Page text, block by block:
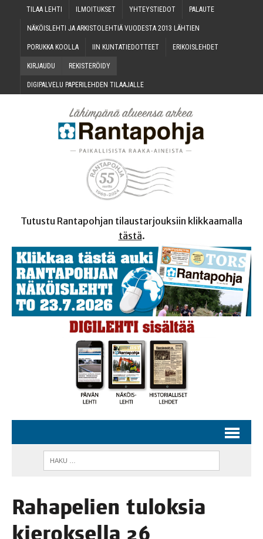
TILAA LEH­TI ILMOI­TUK­SET YHTEYS­TIE­DOT PALAU­TE
NÄKÖIS­LEH­TI JA ARKIS­TO­LEH­TIÄ VUO­DES­TA 2013 LÄHTIEN
PORUK­KA KOOLLA IIN KUN­TA­TIE­DOT­TEET ERI­KOIS­LEH­DET
KIR­JAU­DU REKIS­TE­RÖI­DY
DIGI­PAL­VE­LU PAPE­RI­LEH­DEN TILAAJALLE
Tutustu Rantapohjan tilaustarjouksiin klikkaamalla
tästä.
Raha­pe­lien tulok­sia
kie­rok­sel­la 26